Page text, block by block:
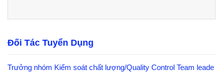
Đối Tác Tuyển Dụng
Trưởng nhóm Kiểm soát chất lượng/Quality Control Team leade